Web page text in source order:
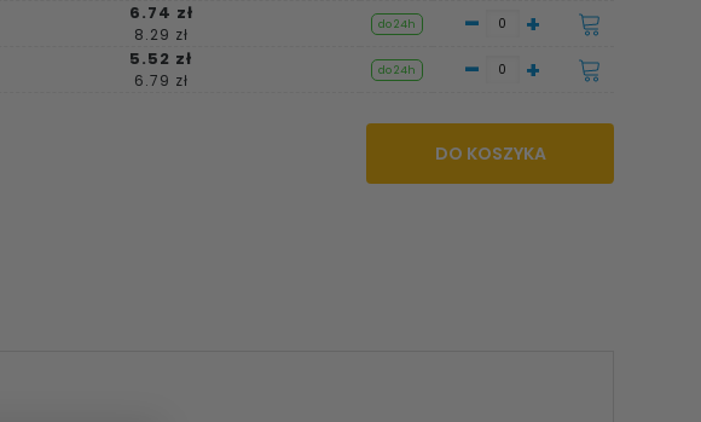
6.74 zł
8.29 zł do 24h - +
5.52 zł
6.79 zł do 24h - +
DO KOSZYKA